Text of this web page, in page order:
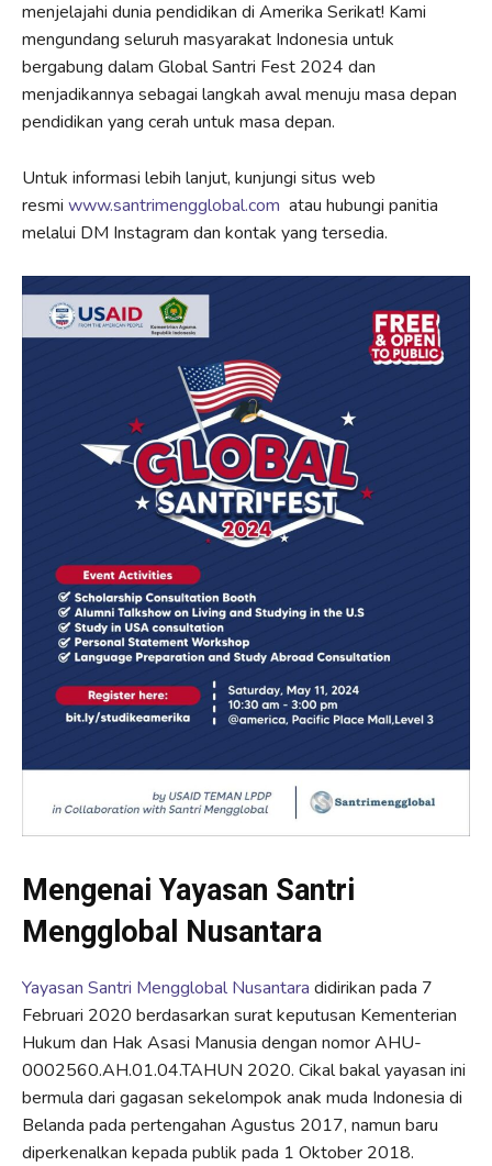
menjelajahi dunia pendidikan di Amerika Serikat! Kami
mengundang seluruh masyarakat Indonesia untuk
bergabung dalam Global Santri Fest 2024 dan
menjadikannya sebagai langkah awal menuju masa depan
pendidikan yang cerah untuk masa depan.
Untuk informasi lebih lanjut, kunjungi situs web
resmi www.santrimengglobal.com atau hubungi panitia
melalui DM Instagram dan kontak yang tersedia.
Mengenai Yayasan Santri
Mengglobal Nusantara
Yayasan Santri Mengglobal Nusantara didirikan pada 7
Februari 2020 berdasarkan surat keputusan Kementerian
Hukum dan Hak Asasi Manusia dengan nomor AHU-
0002560.AH.01.04.TAHUN 2020. Cikal bakal yayasan ini
bermula dari gagasan sekelompok anak muda Indonesia di
Belanda pada pertengahan Agustus 2017, namun baru
diperkenalkan kepada publik pada 1 Oktober 2018.